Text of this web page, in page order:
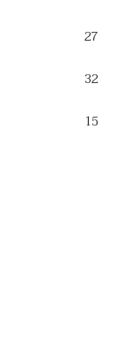
27
32
15